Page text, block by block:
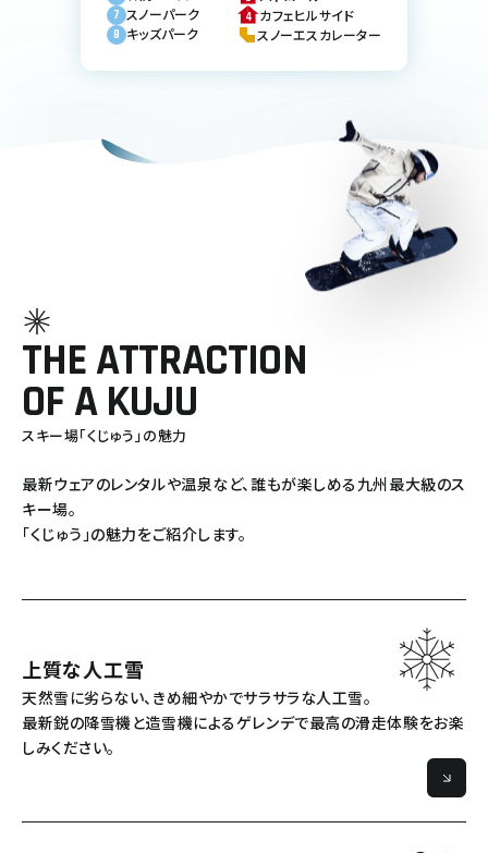
スノーパーク
キッズパーク
カフェヒルサイド
スノーエスカレーター
THE ATTRACTION
OF A KUJU
スキー場「くじゅう」の魅力
最新ウェアのレンタルや温泉など、誰もが楽しめる九州最大級のス
キー場。
「くじゅう」の魅力をご紹介します。
上質な人工雪
天然雪に劣らない、きめ細やかでサラサラな人工雪。
最新鋭の降雪機と造雪機によるゲレンデで最高の滑走体験をお楽
しみください。